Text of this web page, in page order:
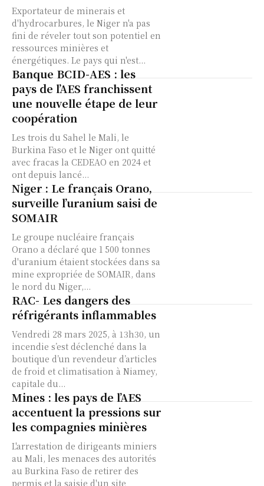
Exportateur de minerais et
d'hydrocarbures, le Niger n'a pas
fini de réveler tout son potentiel en
ressources minières et
énergétiques. Le pays qui n'est...
Banque BCID-AES : les
pays de l’AES franchissent
une nouvelle étape de leur
coopération
Les trois du Sahel le Mali, le
Burkina Faso et le Niger ont quitté
avec fracas la CEDEAO en 2024 et
ont depuis lancé...
Niger : Le français Orano,
surveille l’uranium saisi de
SOMAIR
Le groupe nucléaire français
Orano a déclaré que 1 500 tonnes
d'uranium étaient stockées dans sa
mine expropriée de SOMAIR, dans
le nord du Niger,...
RAC- Les dangers des
réfrigérants inflammables
Vendredi 28 mars 2025, à 13h30, un
incendie s’est déclenché dans la
boutique d’un revendeur d’articles
de froid et climatisation à Niamey,
capitale du...
Mines : les pays de l’AES
accentuent la pressions sur
les compagnies minières
L'arrestation de dirigeants miniers
au Mali, les menaces des autorités
au Burkina Faso de retirer des
permis et la saisie d'un site